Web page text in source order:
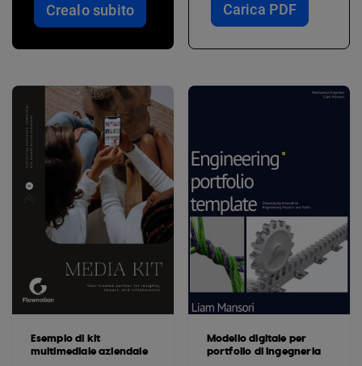
Crealo subito Carica PDF
Esempio di kit
multimediale aziendale
Modello digitale per
portfolio di ingegneria